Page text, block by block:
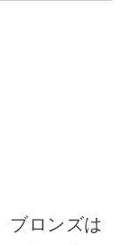
ブロンズは